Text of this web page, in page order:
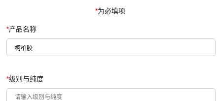
*为必填项
*产品名称
*级别与纯度